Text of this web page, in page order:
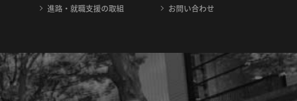
進路・就職支援の取組
お問い合わせ